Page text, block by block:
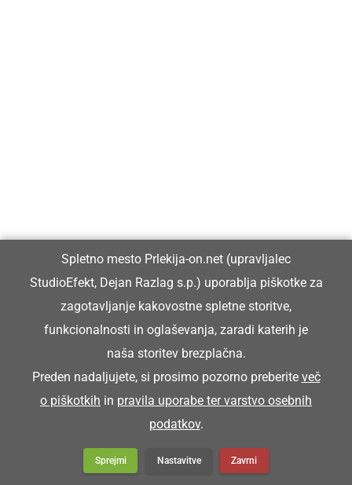
Spletno mesto Prlekija-on.net (upravljalec
StudioEfekt, Dejan Razlag s.p.) uporablja piškotke za
zagotavljanje kakovostne spletne storitve,
funkcionalnosti in oglaševanja, zaradi katerih je
naša storitev brezplačna.
Preden nadaljujete, si prosimo pozorno preberite več
o piškotkih in pravila uporabe ter varstvo osebnih
podatkov.
Sprejmi Nastavitve Zavrni